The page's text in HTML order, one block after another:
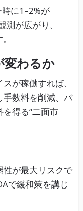
に1–2%が
が広がり、
わるか
が稼働すれば、
手数料を削減、バ
得る“二面市
性が最大リスクで
で緩和策を講じ